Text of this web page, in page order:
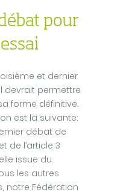
pour
et dernier
devrait permettre
forme définitive.
est la suivante:
débat de
de l’article 3
issue du
les autres
notre Fédération